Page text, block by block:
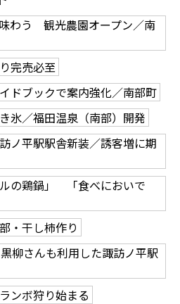
わう 観光農園オープン／南
完売必至
ドブックで案内強化／南部町
氷／福田温泉（南部）開発
ノ平駅駅舎新装／誘客増に期
の鶏鍋」 「食べにおいで
・干し柿作り
柳さんも利用した諏訪ノ平駅
ンボ狩り始まる